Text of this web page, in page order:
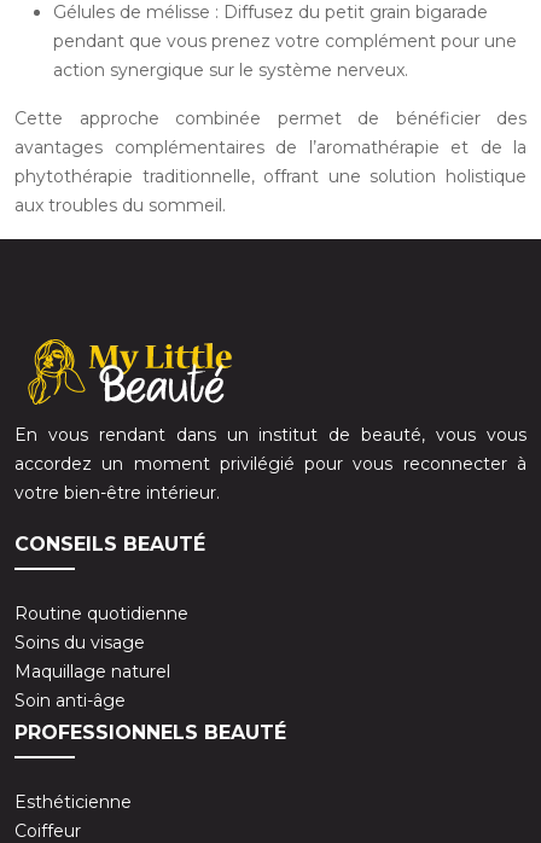
Gélules de mélisse : Diffusez du petit grain bigarade
pendant que vous prenez votre complément pour une
action synergique sur le système nerveux.
Cette approche combinée permet de bénéficier des
avantages complémentaires de l’aromathérapie et de la
phytothérapie traditionnelle, offrant une solution holistique
aux troubles du sommeil.
En vous rendant dans un institut de beauté, vous vous
accordez un moment privilégié pour vous reconnecter à
votre bien-être intérieur.
CONSEILS BEAUTÉ
Routine quotidienne
Soins du visage
Maquillage naturel
Soin anti-âge
PROFESSIONNELS BEAUTÉ
Esthéticienne
Coiffeur